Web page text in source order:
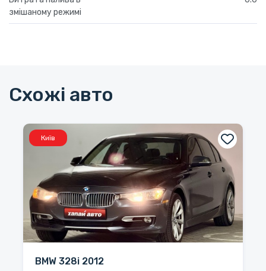
змішаному режимі
Схожі авто
Київ
BMW 328i 2012